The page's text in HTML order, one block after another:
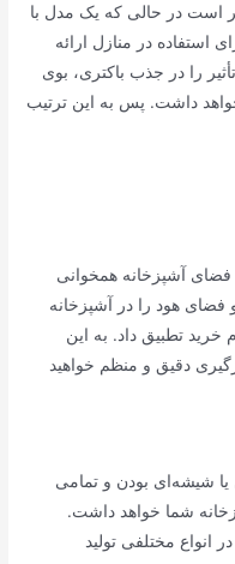
است در حالی که یک مدل با
استفاده در منازل ارائه
را در جذب باکتری، بوی
داشت. پس به این ترتیب
فضای آشپزخانه همخوانی
و فضای هود را در آشپزخانه
خرید تطبیق داد. به این
دقیق و منظم خواهید
یا شیشه‌ای بودن و تمامی
شما خواهد داشت.
انواع مختلفی تولید